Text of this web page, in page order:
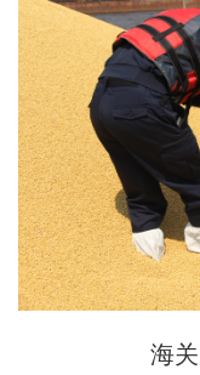
海